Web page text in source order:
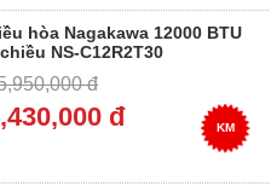
hòa Nagakawa 12000 BTU
NS-C12R2T30
đ
đ KM